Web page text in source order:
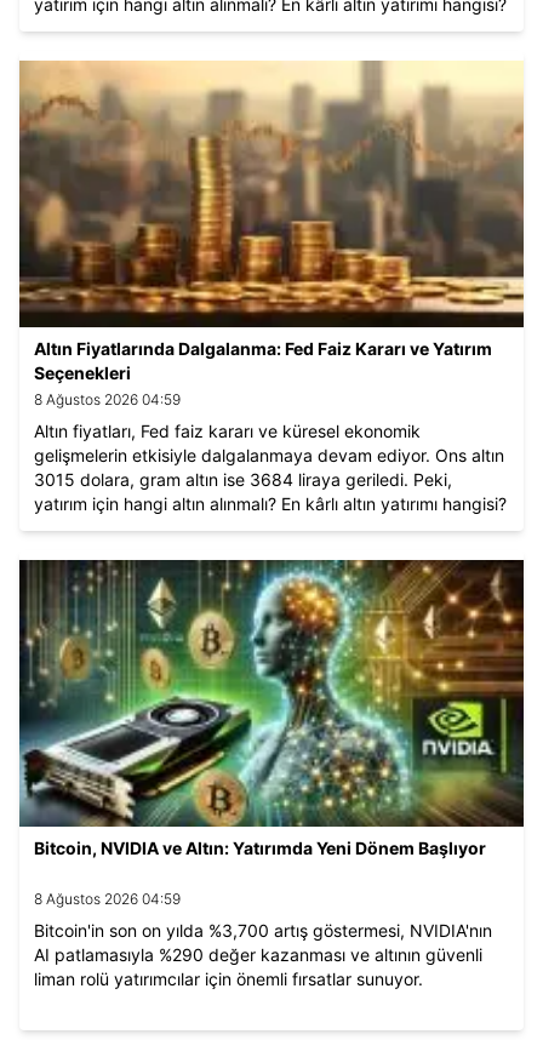
İşte piyasalardaki son gelişmeler ve beklentiler.
Altın Fiyatlarında Dalgalanma: Fed Faiz Kararı ve Yatırım
Seçenekleri
8 Ağustos 2026 04:59
Altın fiyatları, Fed faiz kararı ve küresel ekonomik
gelişmelerin etkisiyle dalgalanmaya devam ediyor. Ons altın
3015 dolara, gram altın ise 3684 liraya geriledi. Peki,
yatırım için hangi altın alınmalı? En kârlı altın yatırımı hangisi?
İşte piyasalardaki son gelişmeler ve beklentiler.
Bitcoin, NVIDIA ve Altın: Yatırımda Yeni Dönem Başlıyor
8 Ağustos 2026 04:59
Bitcoin'in son on yılda %3,700 artış göstermesi, NVIDIA'nın
AI patlamasıyla %290 değer kazanması ve altının güvenli
liman rolü yatırımcılar için önemli fırsatlar sunuyor.